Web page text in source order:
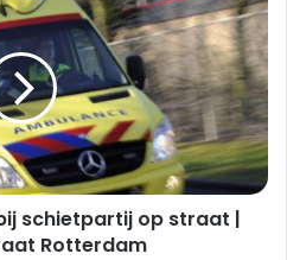
schietpartij op straat |
Rotterdam